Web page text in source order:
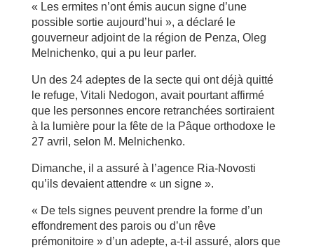
« Les ermites n’ont émis aucun signe d’une
possible sortie aujourd’hui », a déclaré le
gouverneur adjoint de la région de Penza, Oleg
Melnichenko, qui a pu leur parler.
Un des 24 adeptes de la secte qui ont déjà quitté
le refuge, Vitali Nedogon, avait pourtant affirmé
que les personnes encore retranchées sortiraient
à la lumière pour la fête de la Pâque orthodoxe le
27 avril, selon M. Melnichenko.
Dimanche, il a assuré à l’agence Ria-Novosti
qu’ils devaient attendre « un signe ».
« De tels signes peuvent prendre la forme d’un
effondrement des parois ou d’un rêve
prémonitoire » d’un adepte, a-t-il assuré, alors que